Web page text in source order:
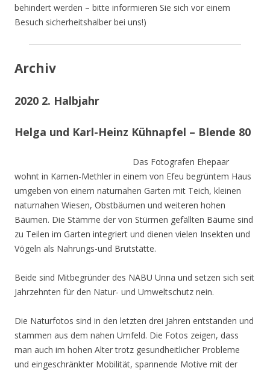
behindert werden – bitte informieren Sie sich vor einem
Besuch sicherheitshalber bei uns!)
Archiv
2020 2. Halbjahr
Helga und Karl-Heinz Kühnapfel – Blende 80
Das Fotografen Ehepaar
wohnt in Kamen-Methler in einem von Efeu begrüntem Haus
umgeben von einem naturnahen Garten mit Teich, kleinen
naturnahen Wiesen, Obstbäumen und weiteren hohen
Bäumen. Die Stämme der von Stürmen gefällten Bäume sind
zu Teilen im Garten integriert und dienen vielen Insekten und
Vögeln als Nahrungs-und Brutstätte.
Beide sind Mitbegründer des NABU Unna und setzen sich seit
Jahrzehnten für den Natur- und Umweltschutz nein.
Die Naturfotos sind in den letzten drei Jahren entstanden und
stammen aus dem nahen Umfeld. Die Fotos zeigen, dass
man auch im hohen Alter trotz gesundheitlicher Probleme
und eingeschränkter Mobilität, spannende Motive mit der